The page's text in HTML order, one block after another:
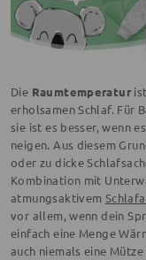
Die Raumtemperatur
erholsamen Schlaf. Für
sie ist es besser, wenn
neigen. Aus diesem
oder zu dicke
Kombination mit
atmungsaktivem
vor allem, wenn dein
einfach eine Menge
auch niemals eine